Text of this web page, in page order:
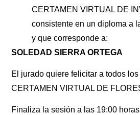
CERTAMEN VIRTUAL DE
consistente en un diploma a
y que corresponde a:
SOLEDAD SIERRA ORTEGA
El jurado quiere felicitar a todos
CERTAMEN VIRTUAL DE
Finaliza la sesión a las 19:00